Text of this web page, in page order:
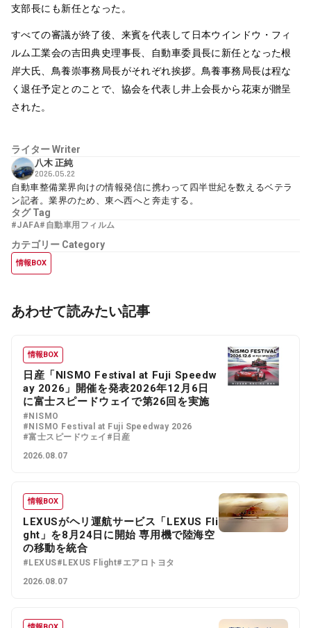
支部長にも新任となった。
すべての審議が終了後、来賓を代表して日本ウインドウ・フィ
ルム工業会の吉田典史理事長、自動車委員長に新任となった根
岸大氏、鳥養崇事務局長がそれぞれ挨拶。鳥養事務局長は程な
く退任予定とのことで、協会を代表し井上会長から花束が贈呈
された。
ライターWriter
八木 正純
2026.05.22
自動車整備業界向けの情報発信に携わって四半世紀を数えるベテラ
ン記者。業界のため、東へ西へと奔走する。
タグTag
#JAFA#自動車用フィルム
カテゴリー Category
情報BOX
あわせて読みたい記事
情報BOX
日産「NISMO Festival at Fuji Speedw
ay 2026」開催を発表2026年12月6日
に富士スピードウェイで第26回を実施
#NISMO
#NISMO Festival at Fuji Speedway 2026
#富士スピードウェイ #日産
2026.08.07
情報BOX
LEXUSがヘリ運航サービス「LEXUS Fli
ght」を8月24日に開始 専用機で陸海空
の移動を統合
#LEXUS#LEXUS Flight#エアロトヨタ
2026.08.07